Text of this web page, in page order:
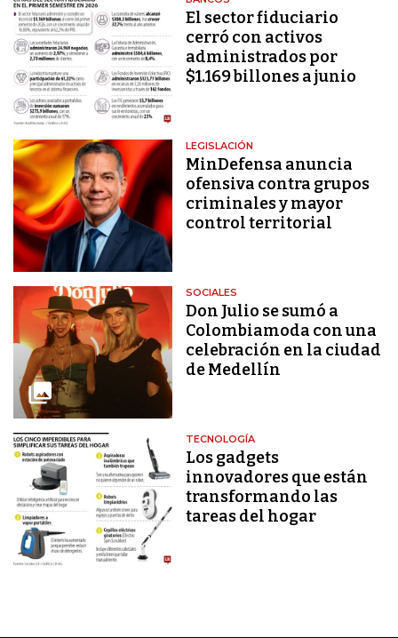
El sector fiduciario
cerró con activos
administrados por
$1.169 billones a junio
LEGISLACIÓN
MinDefensa anuncia
ofensiva contra grupos
criminales y mayor
control territorial
SOCIALES
Don Julio se sumó a
Colombiamoda con una
celebración en la ciudad
de Medellín
TECNOLOGÍA
Los gadgets
innovadores que están
transformando las
tareas del hogar